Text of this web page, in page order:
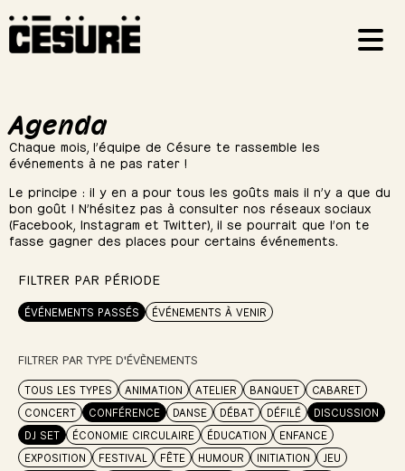
Agenda
Chaque mois, l’équipe de Césure te rassemble les
événements à ne pas rater !
Le principe : il y en a pour tous les goûts mais il n’y a que du
bon goût ! N’hésitez pas à consulter nos réseaux sociaux
(Facebook, Instagram et Twitter), il se pourrait que l’on te
fasse gagner des places pour certains événements.
FILTRER PAR PÉRIODE
ÉVÉNEMENTS PASSÉS ÉVÉNEMENTS À VENIR
FILTRER PAR TYPE D'ÉVÈNEMENTS
TOUS LES TYPES ANIMATION ATELIER BANQUET
CABARET
CONCERT
CONFÉRENCE DANSE DÉBAT DÉFILÉ
DISCUSSION
DJ SET
ÉCONOMIE CIRCULAIRE ÉDUCATION
ENFANCE
EXPOSITION
FESTIVAL FÊTE HUMOUR INITIATION
JEU